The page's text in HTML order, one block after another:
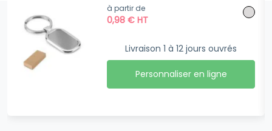
à partir de
0,98€ HT
Livraison 1 à 12 jours ouvrés
Personnaliser en ligne